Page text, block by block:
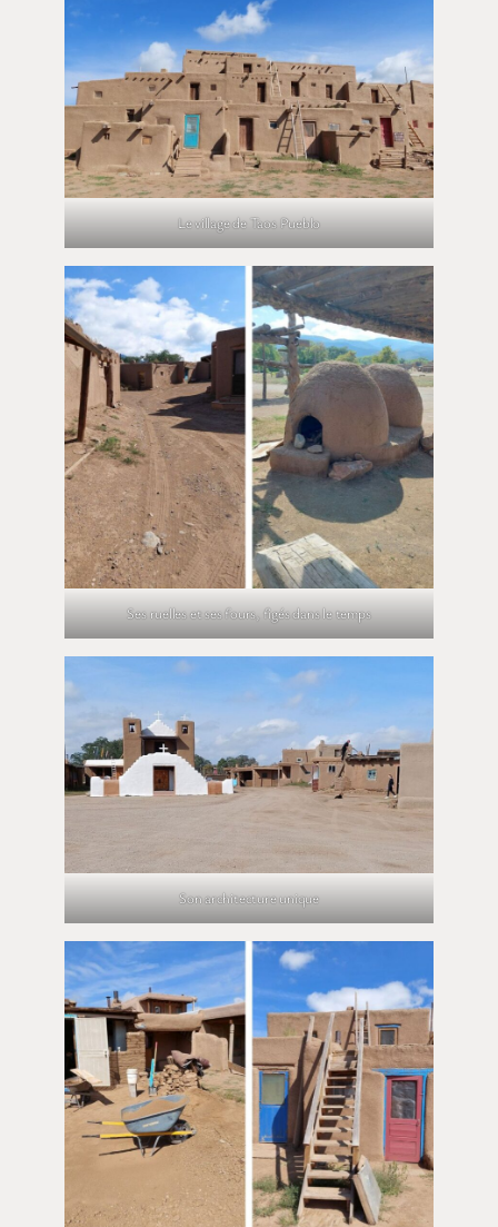
Le village de Taos Pueblo
Ses ruelles et ses fours, figés dans le temps
Son architecture unique